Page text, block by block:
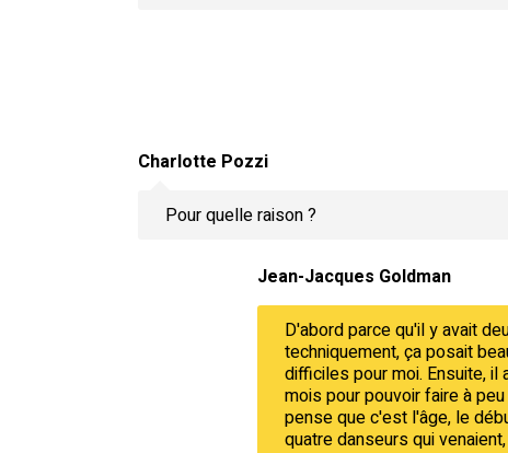
Charlotte Pozzi
Pour quelle raison ?
Jean-Jacques Goldman
D'abord parce qu'il y avait
techniquement, ça posait
difficiles pour moi. Ensuite, il
mois pour pouvoir faire à
pense que c'est l'âge, le
quatre danseurs qui